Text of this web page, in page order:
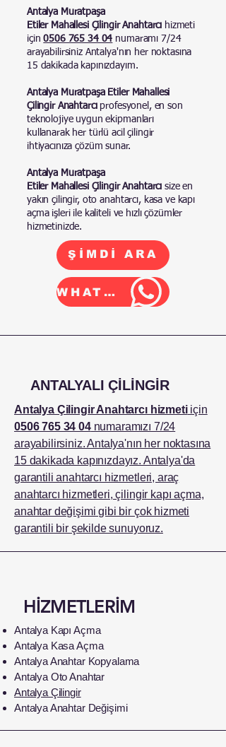
Antalya Muratpaşa
Etiler Mahallesi Çilingir Anahtarcı hizmeti
için0506 765 34 04 numaramı 7/24
arayabilirsiniz Antalya'nın her noktasına
15 dakikada kapınızdayım.
Antalya Muratpaşa Etiler Mahallesi
Çilingir Anahtarcıprofesyonel, en son
teknolojiye uygun ekipmanları
kullanarak her türlü acil çilingir
ihtiyacınıza çözüm sunar.
Antalya Muratpaşa
Etiler Mahallesi Çilingir Anahtarcı size en
yakın çilingir, oto anahtarcı, kasa ve kapı
açma işleri ile kaliteli ve hızlı çözümler
hizmetinizde.
ŞİMDİ ARA
WHATSAPP
ANTALYALI ÇİLİNGİR
Antalya Çilingir Anahtarcı hizmetiiçin
0506 765 34 04numaramızı 7/24
arayabilirsiniz. Antalya'nın her noktasına
15 dakikada kapınızdayız. Antalya'da
garantili anahtarcı hizmetleri, araç
anahtarcı hizmetleri, çilingir kapı açma,
anahtar değişimi gibi bir çok hizmeti
garantili bir şekilde sunuyoruz.
HİZMETLERİM
Antalya Kapı Açma
Antalya Kasa Açma
Antalya Anahtar Kopyalama
Antalya Oto Anahtar
Antalya Çilingir
Antalya Anahtar Değişimi